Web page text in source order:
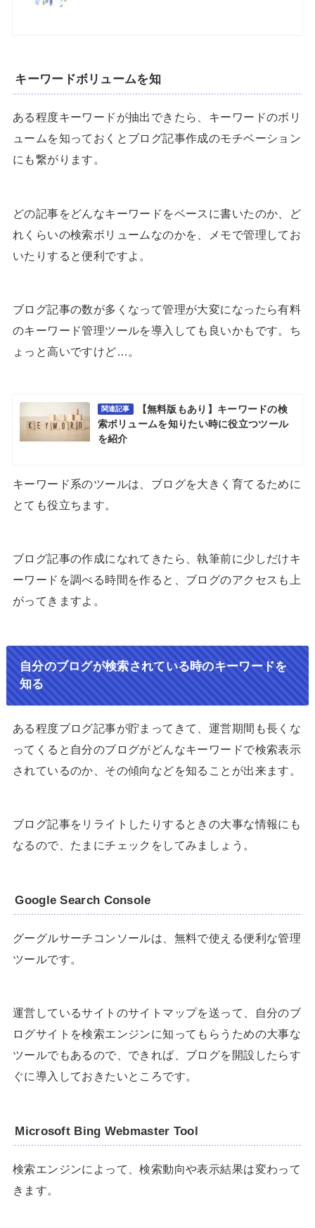
キーワードボリュームを知
ある程度キーワードが抽出できたら、キーワードのボリ
ュームを知っておくとブログ記事作成のモチベーション
にも繋がります。
どの記事をどんなキーワードをベースに書いたのか、ど
れくらいの検索ボリュームなのかを、メモで管理してお
いたりすると便利ですよ。
ブログ記事の数が多くなって管理が大変になったら有料
のキーワード管理ツールを導入しても良いかもです。ち
ょっと高いですけど…。
関連記事
【無料版もあり】キーワードの検
索ボリュームを知りたい時に役立つツール
を紹介
キーワード系のツールは、ブログを大きく育てるために
とても役立ちます。
ブログ記事の作成になれてきたら、執筆前に少しだけキ
ーワードを調べる時間を作ると、ブログのアクセスも上
がってきますよ。
自分のブログが検索されている時のキーワードを
知る
ある程度ブログ記事が貯まってきて、運営期間も長くな
ってくると自分のブログがどんなキーワードで検索表示
されているのか、その傾向などを知ることが出来ます。
ブログ記事をリライトしたりするときの大事な情報にも
なるので、たまにチェックをしてみましょう。
Google Search Console
グーグルサーチコンソールは、無料で使える便利な管理
ツールです。
運営しているサイトのサイトマップを送って、自分のブ
ログサイトを検索エンジンに知ってもらうための大事な
ツールでもあるので、できれば、ブログを開設したらす
ぐに導入しておきたいところです。
Microsoft Bing Webmaster Tool
検索エンジンによって、検索動向や表示結果は変わって
きます。